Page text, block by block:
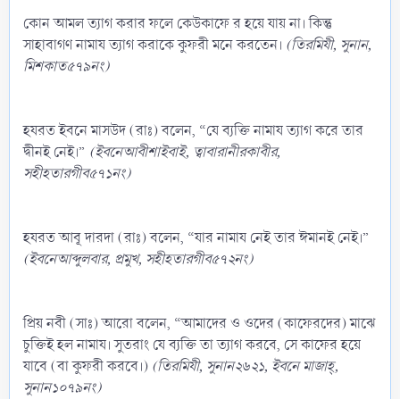
কোন আমল ত্যাগ করার ফলে কেউকাফে র হয়ে যায় না। কিন্তু
সাহাবাগণ নামায ত্যাগ করাকে কুফরী মনে করতেন। (তিরমিযী, সুনান,
মিশকাত৫৭৯নং)
হযরত ইবনে মাসউদ (রাঃ) বলেন, “যে ব্যক্তি নামায ত্যাগ করে তার
দ্বীনই নেই।” (ইবনেআবীশাইবাই, ত্বাবারানীরকাবীর,
সহীহতারগীব৫৭১নং)
হযরত আবূ দারদা (রাঃ) বলেন, “যার নামায নেই তার ঈমানই নেই।”
(ইবনেআব্দুলবার, প্রমুখ, সহীহতারগীব৫৭২নং)
প্রিয় নবী (সাঃ) আরো বলেন, “আমাদের ও ওদের (কাফেরদের) মাঝে
চুক্তিই হল নামায। সুতরাং যে ব্যক্তি তা ত্যাগ করবে, সে কাফের হয়ে
যাবে (বা কুফরী করবে।) (তিরমিযী, সুনান২৬২১, ইবনে মাজাহ্‌,
সুনান১০৭৯নং)